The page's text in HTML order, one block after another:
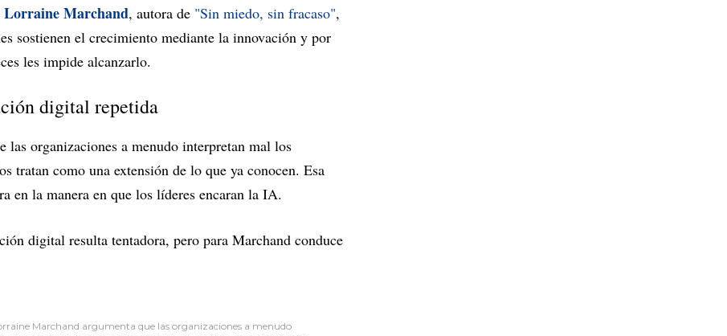
Lorraine Marchand, autora de "Sin miedo, sin fracaso",
sostienen el crecimiento mediante la innovación y por
les impide alcanzarlo.
digital repetida
las organizaciones a menudo interpretan mal los
tratan como una extensión de lo que ya conocen. Esa
en la manera en que los líderes encaran la IA.
digital resulta tentadora, pero para Marchand conduce
Marchand argumenta que las organizaciones a menudo